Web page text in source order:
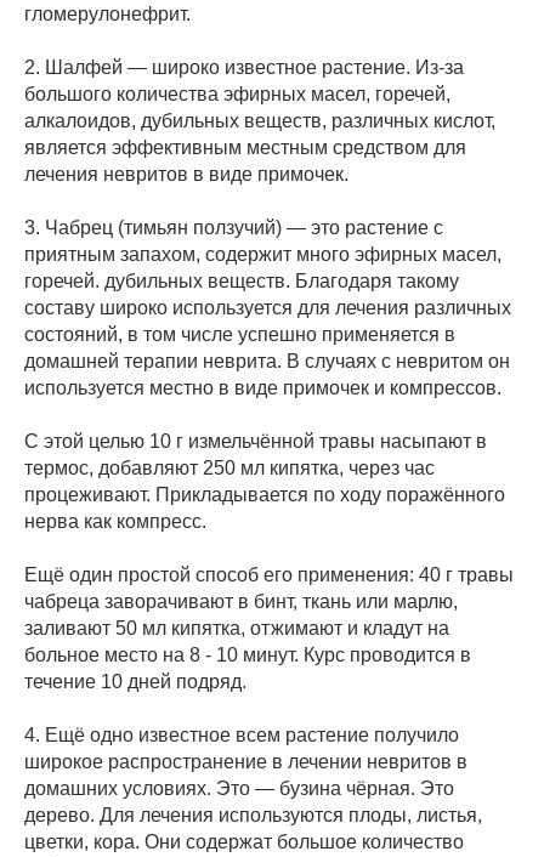
гломерулонефрит.
2. Шалфей — широко известное растение. Из-за
большого количества эфирных масел, горечей,
алкалоидов, дубильных веществ, различных кислот,
является эффективным местным средством для
лечения невритов в виде примочек.
3. Чабрец (тимьян ползучий) — это растение с
приятным запахом, содержит много эфирных масел,
горечей. дубильных веществ. Благодаря такому
составу широко используется для лечения различных
состояний, в том числе успешно применяется в
домашней терапии неврита. В случаях с невритом он
используется местно в виде примочек и компрессов.
С этой целью 10 г измельчённой травы насыпают в
термос, добавляют 250 мл кипятка, через час
процеживают. Прикладывается по ходу поражённого
нерва как компресс.
Ещё один простой способ его применения: 40 г травы
чабреца заворачивают в бинт, ткань или марлю,
заливают 50 мл кипятка, отжимают и кладут на
больное место на 8 - 10 минут. Курс проводится в
течение 10 дней подряд.
4. Ещё одно известное всем растение получило
широкое распространение в лечении невритов в
домашних условиях. Это — бузина чёрная. Это
дерево. Для лечения используются плоды, листья,
цветки, кора. Они содержат большое количество